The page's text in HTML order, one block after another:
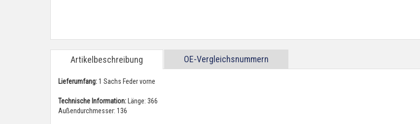
Artikelbeschreibung OE-Vergleichsnummern
Lieferumfang:1 Sachs Feder vorne
Technische Information: Länge: 366
Außendurchmesser: 136